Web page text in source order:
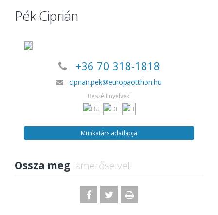
Pék Ciprián
+36 70 318-1818
ciprian.pek@europaotthon.hu
Beszélt nyelvek:
Munkatárs adatlapja
Ossza meg ismerőseivel!